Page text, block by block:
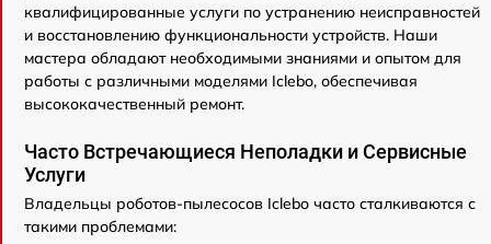
квалифицированные услуги по устранению неисправностей
и восстановлению функциональности устройств. Наши
мастера обладают необходимыми знаниями и опытом для
работы с различными моделями Iclebo, обеспечивая
высококачественный ремонт.
Часто Встречающиеся Неполадки и Сервисные
Услуги
Владельцы роботов-пылесосов Iclebo часто сталкиваются с
такими проблемами: